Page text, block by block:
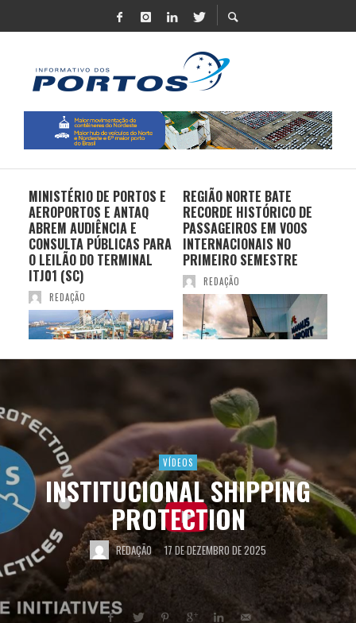
MINISTÉRIO DE PORTOS E
AEROPORTOS E ANTAQ
ABREM AUDIÊNCIA E
CONSULTA PÚBLICAS PARA
O LEILÃO DO TERMINAL
ITJ01 (SC)
REDAÇÃO
REGIÃO NORTE BATE
RECORDE HISTÓRICO DE
PASSAGEIROS EM VOOS
INTERNACIONAIS NO
PRIMEIRO SEMESTRE
REDAÇÃO
VÍDEOS
INSTITUCIONAL SHIPPING
PROTECTION
REDAÇÃO 17 DE DEZEMBRO DE 2025